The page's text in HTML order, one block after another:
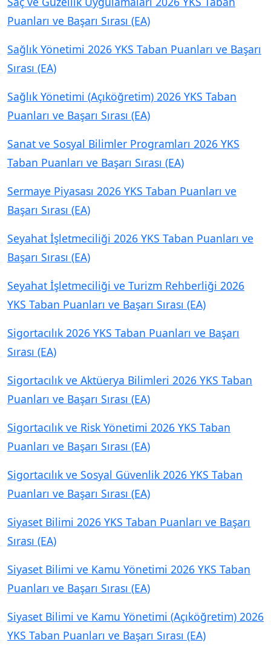
Puanları ve Başarı Sırası (EA)
Sağlık Yönetimi 2026 YKS Taban Puanları ve Başarı
Sırası (EA)
Sağlık Yönetimi (Açıköğretim) 2026 YKS Taban
Puanları ve Başarı Sırası (EA)
Sanat ve Sosyal Bilimler Programları 2026 YKS
Taban Puanları ve Başarı Sırası (EA)
Sermaye Piyasası 2026 YKS Taban Puanları ve
Başarı Sırası (EA)
Seyahat İşletmeciliği 2026 YKS Taban Puanları ve
Başarı Sırası (EA)
Seyahat İşletmeciliği ve Turizm Rehberliği 2026
YKS Taban Puanları ve Başarı Sırası (EA)
Sigortacılık 2026 YKS Taban Puanları ve Başarı
Sırası (EA)
Sigortacılık ve Aktüerya Bilimleri 2026 YKS Taban
Puanları ve Başarı Sırası (EA)
Sigortacılık ve Risk Yönetimi 2026 YKS Taban
Puanları ve Başarı Sırası (EA)
Sigortacılık ve Sosyal Güvenlik 2026 YKS Taban
Puanları ve Başarı Sırası (EA)
Siyaset Bilimi 2026 YKS Taban Puanları ve Başarı
Sırası (EA)
Siyaset Bilimi ve Kamu Yönetimi 2026 YKS Taban
Puanları ve Başarı Sırası (EA)
Siyaset Bilimi ve Kamu Yönetimi (Açıköğretim) 2026
YKS Taban Puanları ve Başarı Sırası (EA)